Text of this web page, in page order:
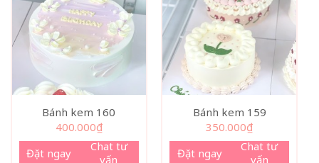
Bánh kem 160
400.000₫
Đặt ngay
Chat tư
vấn
Bánh kem 159
350.000₫
Đặt ngay
Chat tư
vấn